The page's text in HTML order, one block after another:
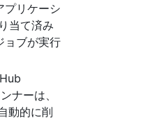
プリケーシ
当て済み
ョブが実行
ナーは、
動的に削